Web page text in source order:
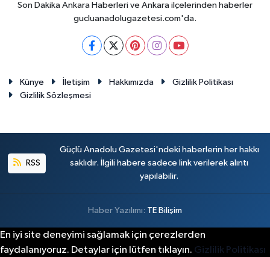
Son Dakika Ankara Haberleri ve Ankara ilçelerinden haberler
gucluanadolugazetesi.com'da.
Künye İletişim Hakkımızda
Gizlilik Politikası
Gizlilik Sözleşmesi
RSS
Güçlü Anadolu Gazetesi'ndeki haberlerin her hakkı
saklıdır. İlgili habere sadece link verilerek alıntı
yapılabilir.
Haber Yazılımı: TE Bilişim
En iyi site deneyimi sağlamak için çerezlerden
faydalanıyoruz. Detaylar için lütfen tıklayın. Gizlilik Politikası